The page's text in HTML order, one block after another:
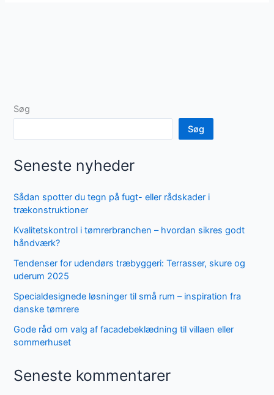
Søg
Søg
Seneste nyheder
Sådan spotter du tegn på fugt- eller rådskader i
trækonstruktioner
Kvalitetskontrol i tømrerbranchen – hvordan sikres godt
håndværk?
Tendenser for udendørs træbyggeri: Terrasser, skure og
uderum 2025
Specialdesignede løsninger til små rum – inspiration fra
danske tømrere
Gode råd om valg af facadebeklædning til villaen eller
sommerhuset
Seneste kommentarer